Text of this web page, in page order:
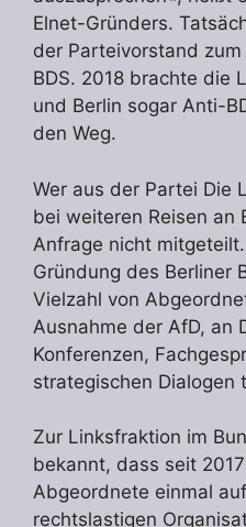
Elnet-Gründers.
der Parteivorstand
BDS. 2018 brachte die
und Berlin sogar Anti-
den Weg.
Wer aus der Partei Die
bei weiteren Reisen an
Anfrage nicht
Gründung des Berliner
Vielzahl von
Ausnahme der AfD, an
Konferenzen,
strategischen Dialogen
Zur Linksfraktion im
bekannt, dass seit
Abgeordnete einmal
rechtslastigen